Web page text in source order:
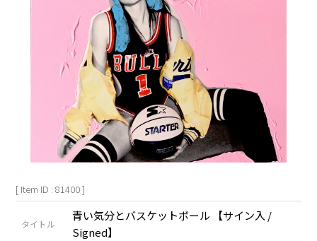
[ Item ID : 81400 ]
タイトル
青い気分とバスケットボール 【サイン入 /
Signed】